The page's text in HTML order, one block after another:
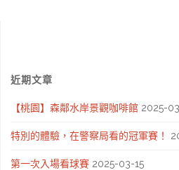
近期文章
【桃園】森鄰水岸景觀咖啡館 2025-
特別的體驗，在警察局看的冠軍賽！
第一次入場看球賽 2025-03-15